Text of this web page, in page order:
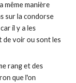
même manière
sur la condorse
il y a les
de voir ou sont les
rang et des
que l'on